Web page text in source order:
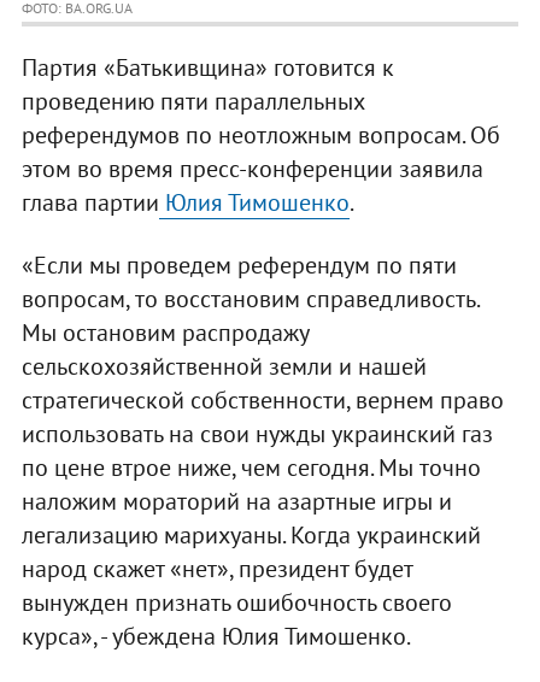
ФОТО: BA.ORG.UA
Партия «Батькивщина» готовится к
проведению пяти параллельных
референдумов по неотложным вопросам. Об
этом во время пресс-конференции заявила
глава партии Юлия Тимошенко.
«Если мы проведем референдум по пяти
вопросам, то восстановим справедливость.
Мы остановим распродажу
сельскохозяйственной земли и нашей
стратегической собственности, вернем право
использовать на свои нужды украинский газ
по цене втрое ниже, чем сегодня. Мы точно
наложим мораторий на азартные игры и
легализацию марихуаны. Когда украинский
народ скажет «нет», президент будет
вынужден признать ошибочность своего
курса», - убеждена Юлия Тимошенко.